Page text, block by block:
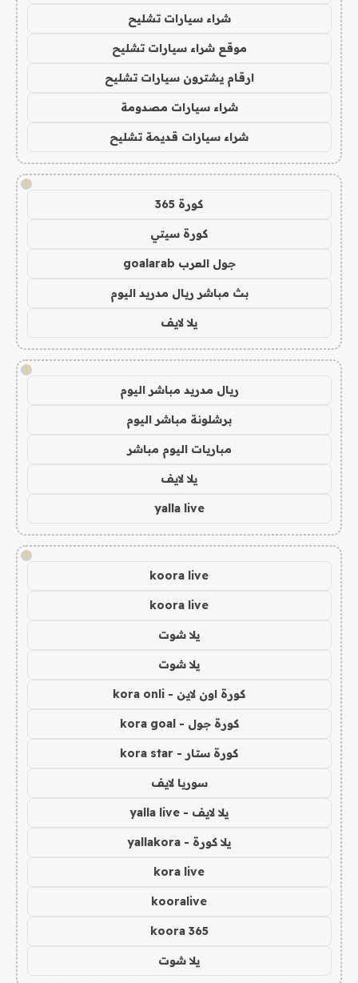
شراء سيارات تشليح
موقع شراء سيارات تشليح
ارقام يشترون سيارات تشليح
شراء سيارات مصدومة
شراء سيارات قديمة تشليح
!
كورة 365
كورة سيتي
جول العرب goalarab
بث مباشر ريال مدريد اليوم
يلا لايف
!
ريال مدريد مباشر اليوم
برشلونة مباشر اليوم
مباريات اليوم مباشر
يلا لايف
yalla live
!
koora live
koora live
يلا شوت
يلا شوت
كورة اون لاين - kora onli
كورة جول - kora goal
كورة ستار - kora star
سوريا لايف
يلا لايف - yalla live
يلا كورة - yallakora
kora live
kooralive
koora 365
يلا شوت